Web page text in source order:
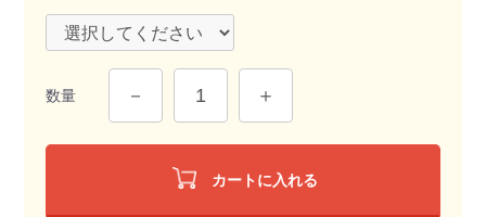
数量
カートに入れる